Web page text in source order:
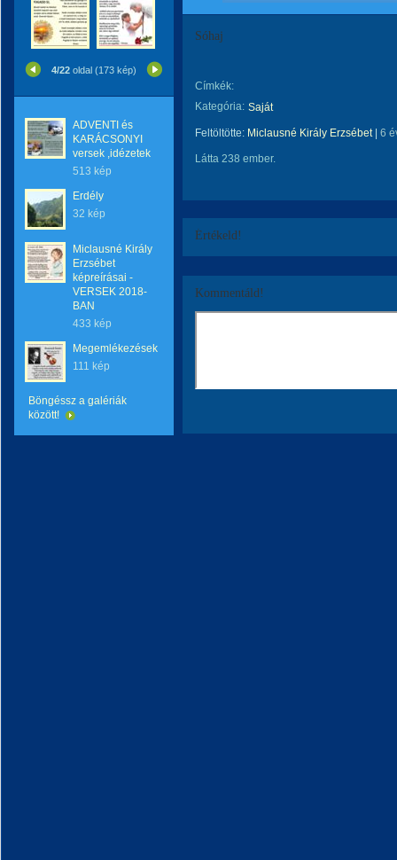
4/22 oldal (173 kép)
ADVENTI és
KARÁCSONYI
versek ,idézetek
513 kép
Erdély
32 kép
Miclausné Király
Erzsébet
képreírásai -
VERSEK 2018-
BAN
433 kép
Megemlékezések
111 kép
Böngéssz a galériák
között!
Sóhaj
Címkék:
Kategória: Saját
Feltöltötte: Miclausné Király Erzsébet| 6
Látta 238 ember.
Értékeld!
Kommentáld!